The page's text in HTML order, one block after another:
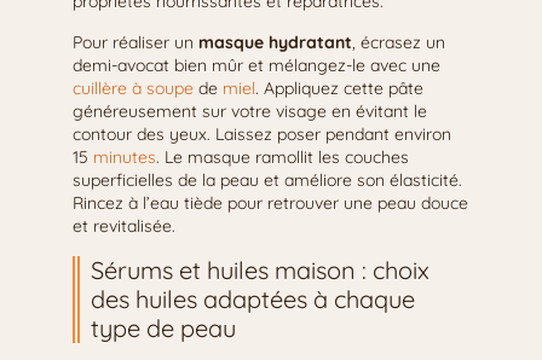
Pour réaliser un masque hydratant, écrasez un
demi-avocat bien mûr et mélangez-le avec une
cuillère à soupe de miel. Appliquez cette pâte
généreusement sur votre visage en évitant le
contour des yeux. Laissez poser pendant environ
15 minutes. Le masque ramollit les couches
superficielles de la peau et améliore son élasticité.
Rincez à l’eau tiède pour retrouver une peau douce
et revitalisée.
Sérums et huiles maison : choix
des huiles adaptées à chaque
type de peau